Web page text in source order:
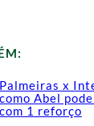
Palmeiras x
como Abel
com 1 reforço